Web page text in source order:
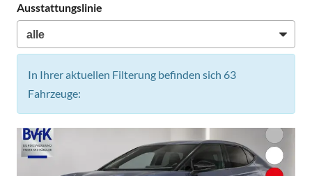
Ausstattungslinie
In Ihrer aktuellen Filterung befinden sich 63
Fahrzeuge: